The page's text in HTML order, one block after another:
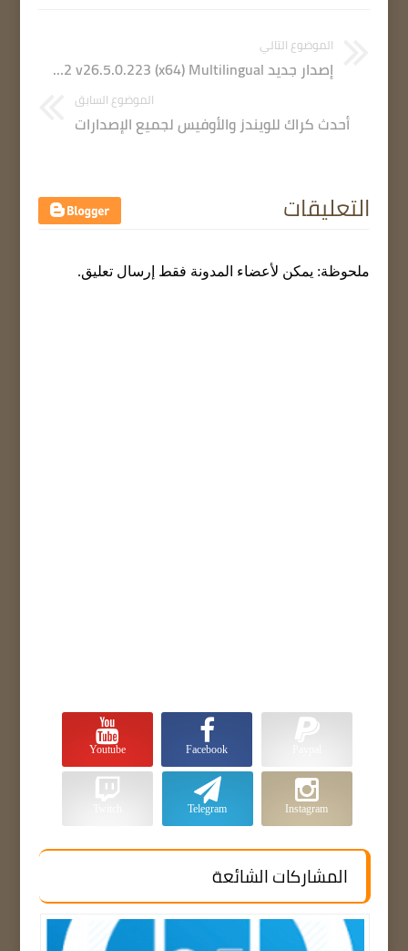
الموضوع التالي
إصدار جديد Adobe Illustrator 2022 v26.5.0.223 (x64) Multilingual مفعل كامل
الموضوع السابق
أحدث كراك للويندز والأوفيس لجميع الإصدارات
التعليقات
ملحوظة: يمكن لأعضاء المدونة فقط إرسال تعليق.
Facebook
Youtube
Instagram
Telegram
المشاركات الشائعة